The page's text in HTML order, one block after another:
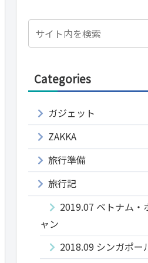
Categories
ガジェット
ZAKKA
旅行準備
旅行記
2019.07 ベトナム
ャン
2018.09 シンガポー